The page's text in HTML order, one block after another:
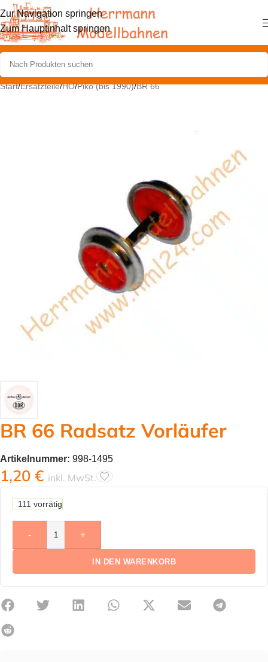
Zur Navigation springen
Zum Hauptinhalt springen
Start/Ersatzteile/HO/Piko (bis 1990)/BR 66
BR 66 Radsatz Vorläufer
Artikelnummer: 998-1495
1,20 € inkl. MwSt.
111 vorrätig
- +
IN DEN WARENKORB